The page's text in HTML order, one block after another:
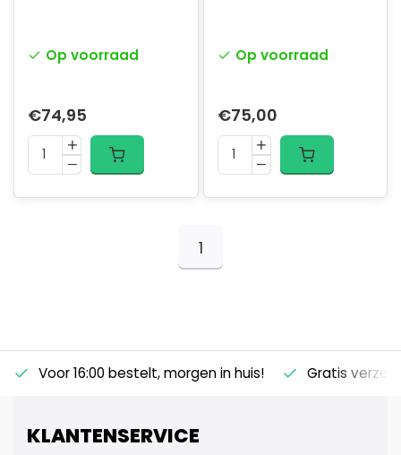
Op voorraad
€74,95
Op voorraad
€75,00
1
Voor 16:00 bestelt, morgen in huis! Gratis
KLANTENSERVICE